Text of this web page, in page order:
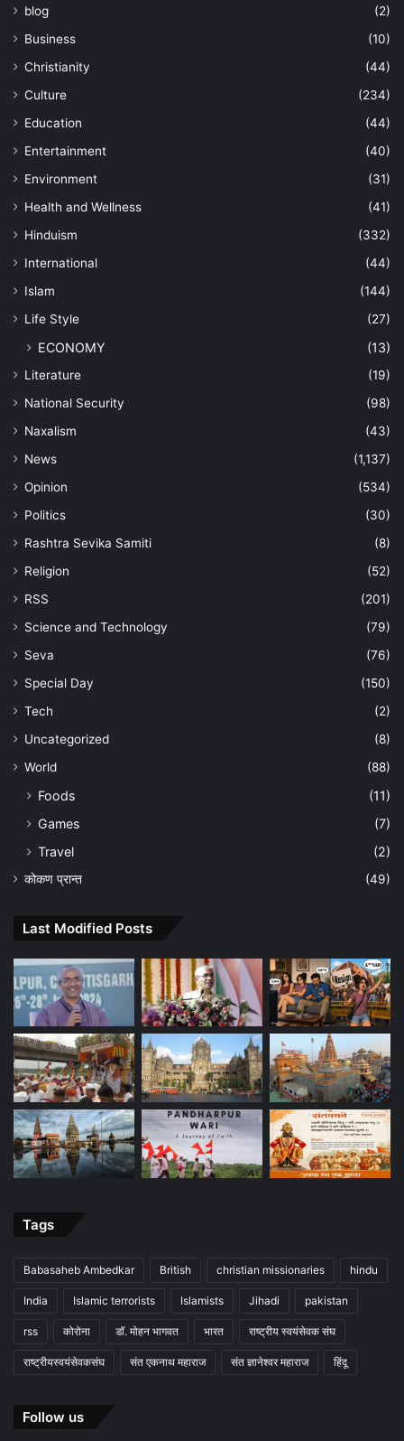
blog
(2)
Business
(10)
Christianity
(44)
Culture
(234)
Education
(44)
Entertainment
(40)
Environment
(31)
Health and Wellness
(41)
Hinduism
(332)
International
(44)
Islam
(144)
Life Style
(27)
ECONOMY (13)
Literature
(19)
National Security
(98)
Naxalism
(43)
News
(1,137)
Opinion
(534)
Politics
(30)
Rashtra Sevika Samiti
(8)
Religion
(52)
RSS
(201)
Science and Technology
(79)
Seva
(76)
Special Day
(150)
Tech
(2)
Uncategorized
(8)
World
(88)
Foods
(11)
Games
(7)
Travel
(2)
कोकण प्रान्त (49)
Last Modified Posts
Tags
Babasaheb Ambedkar British christian missionaries hindu
India Islamic terrorists Islamists Jihadi pakistan
rss कोरोना डॉ. मोहन भागवत भारत राष्ट्रीय स्वयंसेवक संघ
राष्ट्रीयस्वयंसेवकसंघ संत एकनाथ महाराज संत ज्ञानेश्वर महाराज हिंदू
Follow us